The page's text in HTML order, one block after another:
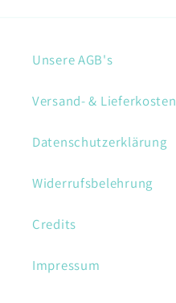
Unsere AGB's
Versand- & Lieferkosten
Datenschutzerklärung
Widerrufsbelehrung
Credits
Impressum